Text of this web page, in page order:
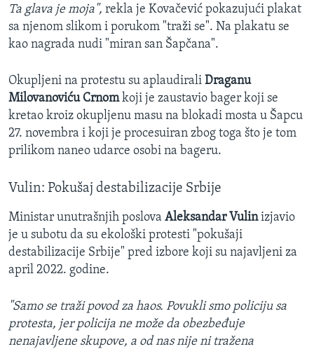
Ta glava je moja", rekla je Kovačević pokazujući plakat
sa njenom slikom i porukom "traži se". Na plakatu se
kao nagrada nudi "miran san Šapčana".
Okupljeni na protestu su aplaudirali Draganu
Milovanoviću Crnomkoji je zaustavio bager koji se
kretao kroiz okupljenu masu na blokadi mosta u Šapcu
27. novembra i koji je procesuiran zbog toga što je tom
prilikom naneo udarce osobi na bageru.
Vulin: Pokušaj destabilizacije Srbije
Ministar unutrašnjih poslova Aleksandar Vulinizjavio
je u subotu da su ekološki protesti "pokušaji
destabilizacije Srbije" pred izbore koji su najavljeni za
april 2022. godine.
"Samo se traži povod za haos. Povukli smo policiju sa
protesta, jer policija ne može da obezbeđuje
nenajavljene skupove, a od nas nije ni tražena